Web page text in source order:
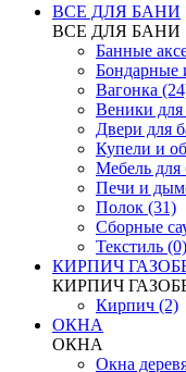
ВСЕ ДЛЯ БАНИ
ВСЕ ДЛЯ БАНИ
Банные
Бондарные
Вагонка
Веники для
Двери для
Купели и
Мебель для
Печи и
Полок (31)
Сборные
Текстиль (0)
КИРПИЧ
КИРПИЧ
Кирпич (2)
ОКНА
ОКНА
Окна